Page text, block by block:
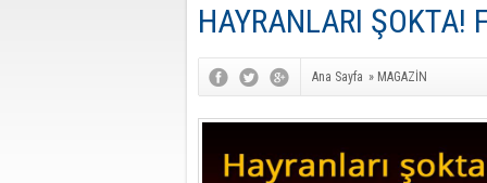
HAYRANLARI ŞOKTA!
Ana Sayfa » MAGAZİN